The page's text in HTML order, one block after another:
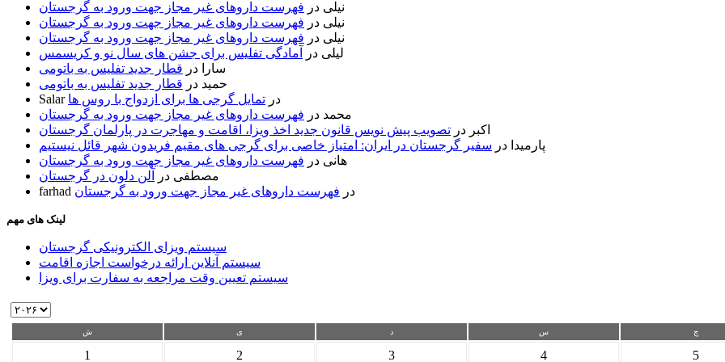
نیلی در فهرست داروهای غیر مجاز جهت ورود به گرجستان
نیلی در فهرست داروهای غیر مجاز جهت ورود به گرجستان
نیلی در فهرست داروهای غیر مجاز جهت ورود به گرجستان
لیلی در
آمادگی تفلیس برای جشن های سال نو و کریسمس
سارا
در قطار جدید تفلیس به باتومی
حمید در قطار جدید تفلیس به باتومی
Salar
در تمایل گرجی ها برای ازدواج با روس ها
محمد در فهرست داروهای غیر مجاز جهت ورود به گرجستان
اکبر در تصویب پیش نویس قانون جدید اخذ ویزا، اقامت و مهاجرت در پارلمان گرجستان
پارمیدا در سفیر گرجستان در ایران: امتیاز خاصی برای گرجی های مقیم فریدون شهر قائل نیستیم
هانی در فهرست داروهای غیر مجاز جهت ورود به گرجستان
مصطفی در
آلن دلون در گرجستان
farhad
در فهرست داروهای غیر مجاز جهت ورود به گرجستان
لینک های مهم
سیستم ویزای الکترونیکی گرجستان
سیستم آنلاین ارائه درخواست اجازه اقامت
سیستم تعیین وقت مراجعه به سفارت برای ویزا
ش ی د س چ
1 2 3 4 5